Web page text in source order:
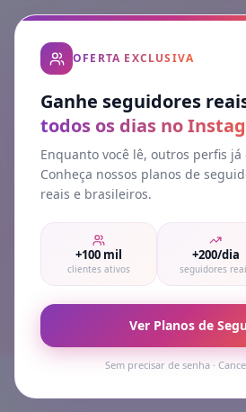
OFERTA EXCLUSIVA
Ganhe seguidores
todos os dias no
Enquanto você lê, outros perfis já
Conheça nossos planos de
reais e brasileiros.
+100 mil
clientes ativos
+200/dia
seguidores
Ver Planos de
Sem precisar de senha ·